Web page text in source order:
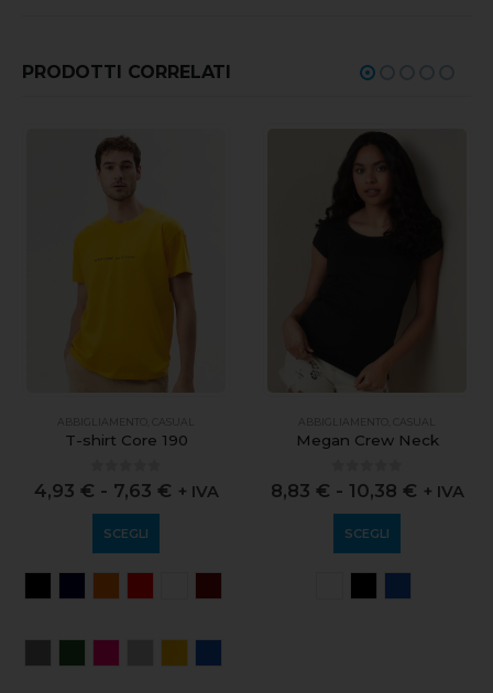
PRODOTTI CORRELATI
ABBIGLIAMENTO CASUAL
T-shirt Core 190
0 out of 5
4,93 € - 7,63 € + IVA
SCEGLI
ABBIGLIAMENTO CASUAL
Megan Crew Neck
out of 5
8,83 € - 10,38 € + IVA
SCEGLI